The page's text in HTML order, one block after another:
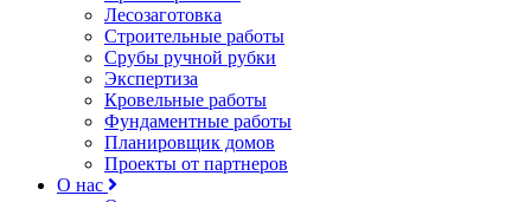
Лесозаготовка
Строительные работы
Срубы ручной рубки
Экспертиза
Кровельные работы
Фундаментные работы
Планировщик домов
Проекты от партнеров
О нас